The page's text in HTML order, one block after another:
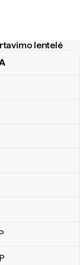
lentelė
lentelė